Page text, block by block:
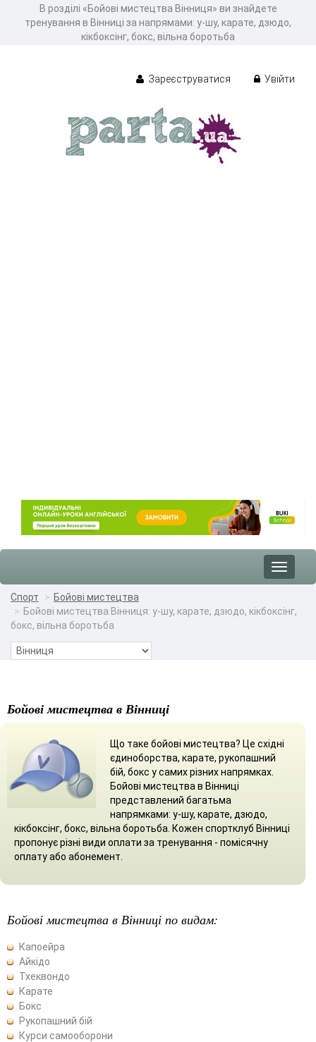
В розділі «Бойові мистецтва Вінниця» ви знайдете
тренування в Вінниці за напрямами: у-шу, карате, дзюдо,
кікбоксінг, бокс, вільна боротьба
Зареєструватися Увійти
Toggle
Спорт
Бойові мистецтва
Бойові мистецтва Вінниця: у-шу, карате, дзюдо, кікбоксінг,
бокс, вільна боротьба
Бойові мистецтва в Вінниці
Що таке бойові мистецтва? Це східні
єдиноборства, карате, рукопашний
бій, бокс у самих різних напрямках.
Бойові мистецтва в Вінниці
представлений багатьма
напрямками: у-шу, карате, дзюдо,
кікбоксінг, бокс, вільна боротьба. Кожен спортклуб Вінниці
пропонує різні види оплати за тренування - помісячну
оплату або абонемент.
Бойові мистецтва в Вінниці по видам:
Капоейра
Айкідо
Тхеквондо
Карате
Бокс
Рукопашний бій
Курси самооборони